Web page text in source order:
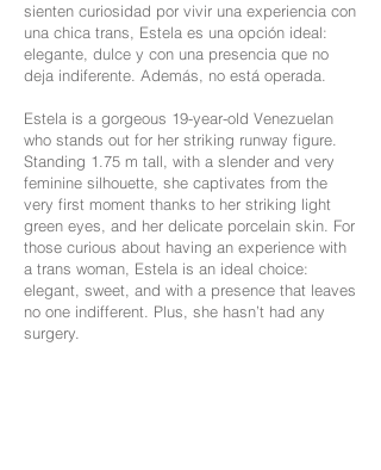
sienten curiosidad por vivir una experiencia con
una chica trans, Estela es una opción ideal:
elegante, dulce y con una presencia que no
deja indiferente. Además, no está operada.
Estela is a gorgeous 19-year-old Venezuelan
who stands out for her striking runway figure.
Standing 1.75 m tall, with a slender and very
feminine silhouette, she captivates from the
very first moment thanks to her striking light
green eyes, and her delicate porcelain skin. For
those curious about having an experience with
a trans woman, Estela is an ideal choice:
elegant, sweet, and with a presence that leaves
no one indifferent. Plus, she hasn’t had any
surgery.